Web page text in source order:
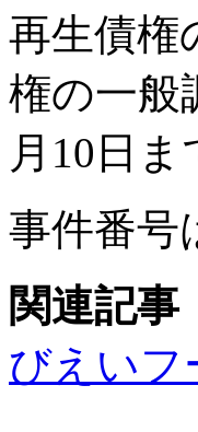
再生債権
権の一般
月10日ま
事件番号
関連記事
びえいフ